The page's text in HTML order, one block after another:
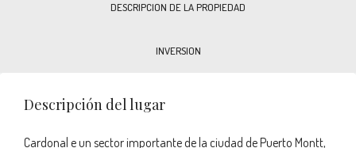
DESCRIPCION DE LA PROPIEDAD
INVERSION
Descripción del lugar
Cardonal e un sector importante de la ciudad de Puerto Montt,